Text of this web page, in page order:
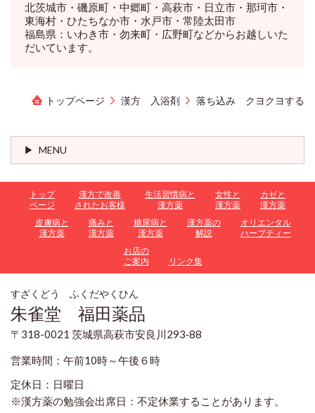
北茨城市・磯原町・中郷町・高萩市・日立市・那珂市・
東海村・ひたちなか市・水戸市・常陸太田市
福島県：いわき市・勿来町・広野町などからお越しいた
だいています。
トップページ 漢方 入浴剤 落ち込み クヨクヨする
MENU
トップ
ページ
漢方で改善
されたお客様
生活習慣病と
漢方薬
女性と
漢方薬
カゼと
漢方薬
皮膚病と
漢方薬
痛みと
漢方薬
糖尿病と
漢方薬
漢方薬の
解説
オリエンタル
ハーブティー
お店の
ご案内
リンク集
すざくどう ふくだやくひん
朱雀堂 福田薬品
〒318-0021 茨城県高萩市安良川293‐88
営業時間：午前10時～午後６時
定休日：日曜日
※漢方薬の勉強会出席日：不定休業することがあります。